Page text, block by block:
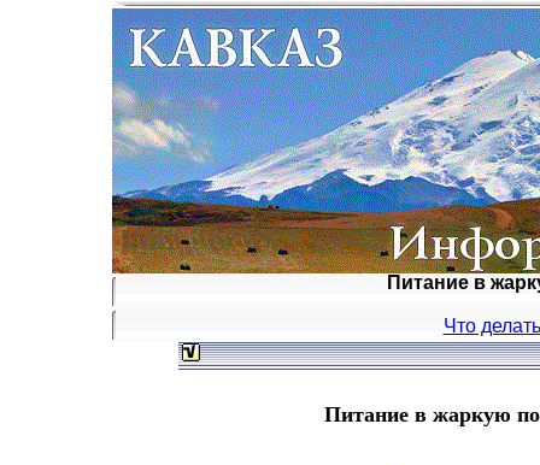
Питание в
Что
Питание в жаркую